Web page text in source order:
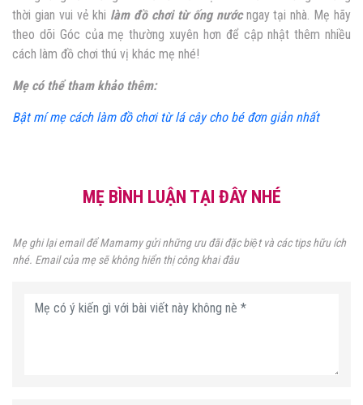
thời gian vui vẻ khi làm đồ chơi từ ống nướcngay tại nhà. Mẹ hãy
theo dõi Góc của mẹ thường xuyên hơn để cập nhật thêm nhiều
cách làm đồ chơi thú vị khác mẹ nhé!
Mẹ có thể tham khảo thêm:
Bật mí mẹ cách làm đồ chơi từ lá cây cho bé đơn giản nhất
MẸ BÌNH LUẬN TẠI ĐÂY NHÉ
Mẹ ghi lại email để Mamamy gửi những ưu đãi đặc biệt và các tips hữu ích
nhé. Email của mẹ sẽ không hiển thị công khai đâu